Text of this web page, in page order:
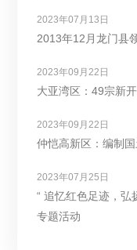
2023年07月13日
2013年12月龙门县
2023年09月22日
大亚湾区：49宗新
2023年09月22日
仲恺高新区：编制
2023年07月25日
“ 追忆红色足迹，弘
专题活动